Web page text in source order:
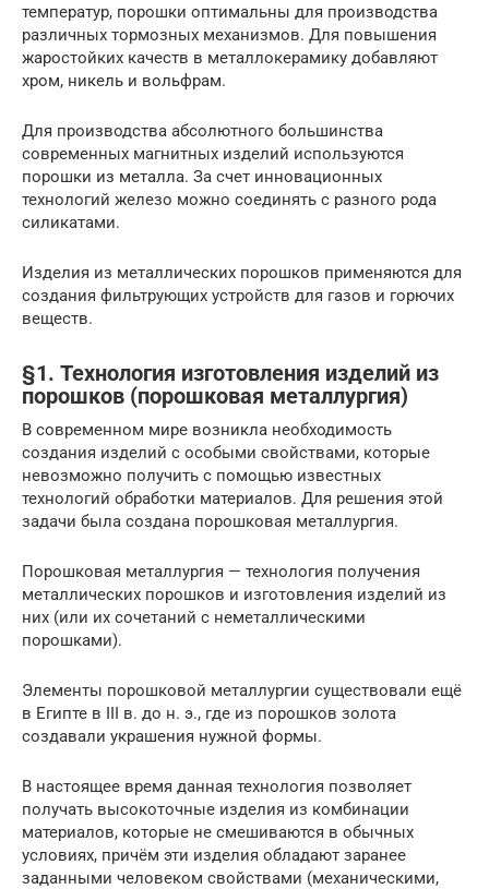
температур, порошки оптимальны для производства
различных тормозных механизмов. Для повышения
жаростойких качеств в металлокерамику добавляют
хром, никель и вольфрам.
Для производства абсолютного большинства
современных магнитных изделий используются
порошки из металла. За счет инновационных
технологий железо можно соединять с разного рода
силикатами.
Изделия из металлических порошков применяются для
создания фильтрующих устройств для газов и горючих
веществ.
§1. Технология изготовления изделий из
порошков (порошковая металлургия)
В современном мире возникла необходимость
создания изделий с особыми свойствами, которые
невозможно получить с помощью известных
технологий обработки материалов. Для решения этой
задачи была создана порошковая металлургия.
Порошковая металлургия — технология получения
металлических порошков и изготовления изделий из
них (или их сочетаний с неметаллическими
порошками).
Элементы порошковой металлургии существовали ещё
в Египте в III в. до н. э., где из порошков золота
создавали украшения нужной формы.
В настоящее время данная технология позволяет
получать высокоточные изделия из комбинации
материалов, которые не смешиваются в обычных
условиях, причём эти изделия обладают заранее
заданными человеком свойствами (механическими,